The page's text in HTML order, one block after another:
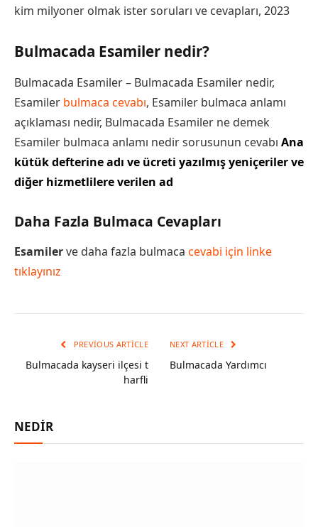
kim milyoner olmak ister soruları ve cevapları, 2023
Bulmacada Esamiler nedir?
Bulmacada Esamiler – Bulmacada Esamiler nedir,
Esamiler bulmaca cevabı, Esamiler bulmaca anlamı
açıklaması nedir, Bulmacada Esamiler ne demek
Esamiler bulmaca anlamı nedir sorusunun cevabı Ana
kütük defterine adı ve ücreti yazılmış yeniçeriler ve
diğer hizmetlilere verilen ad
Daha Fazla Bulmaca Cevapları
Esamilerve daha fazla bulmaca cevabi için linke
tıklayınız
PREVIOUS ARTICLE
Bulmacada kayseri ilçesi t
harfli
NEXT ARTICLE
Bulmacada Yardımcı
NEDIR